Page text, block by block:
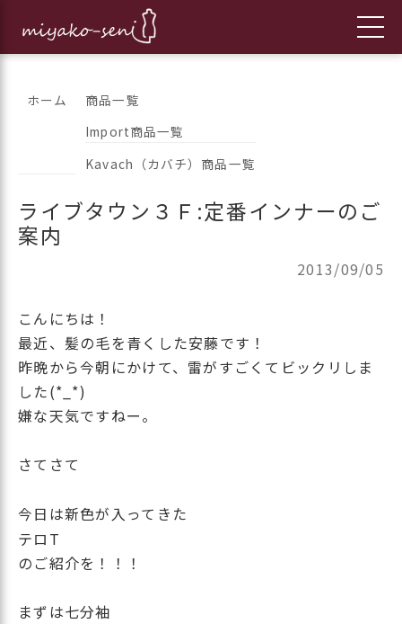
へ
ス
プ
フランス、イタリア、アメリカ
のインポートファッションとオ
都繊維の日々のニュースをお伝えします
ホーム
商品一覧
Import商品一覧
Kavach（カバチ）商品一覧
ライブタウン３Ｆ:定番インナーのご
案内
2013/09/05
こんにちは！
最近、髪の毛を青くした安藤です！
昨晩から今朝にかけて、雷がすごくてビックリしま
した(*_*)
嫌な天気ですねー。
さてさて
今日は新色が入ってきた
テロT
のご紹介を！！！
まずは七分袖